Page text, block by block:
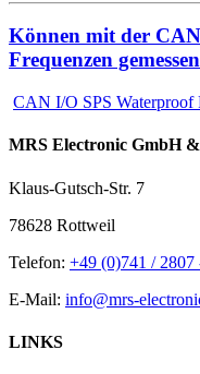
Können mit der
Frequenzen
CAN I/O SPS Waterproof
MRS Electronic GmbH
Klaus-Gutsch-Str. 7
78628 Rottweil
Telefon: +49 (0)741 / 2807
E-Mail: info@mrs-
LINKS